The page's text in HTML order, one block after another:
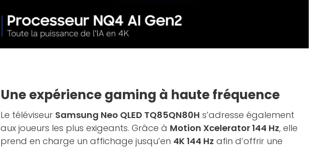
Une expérience gaming à haute fréquence
Le téléviseur Samsung Neo QLED TQ85QN80H s’adresse également
aux joueurs les plus exigeants. Grâce à Motion Xcelerator 144 Hz, elle
prend en charge un affichage jusqu’en 4K 144 Hz afin d’offrir une